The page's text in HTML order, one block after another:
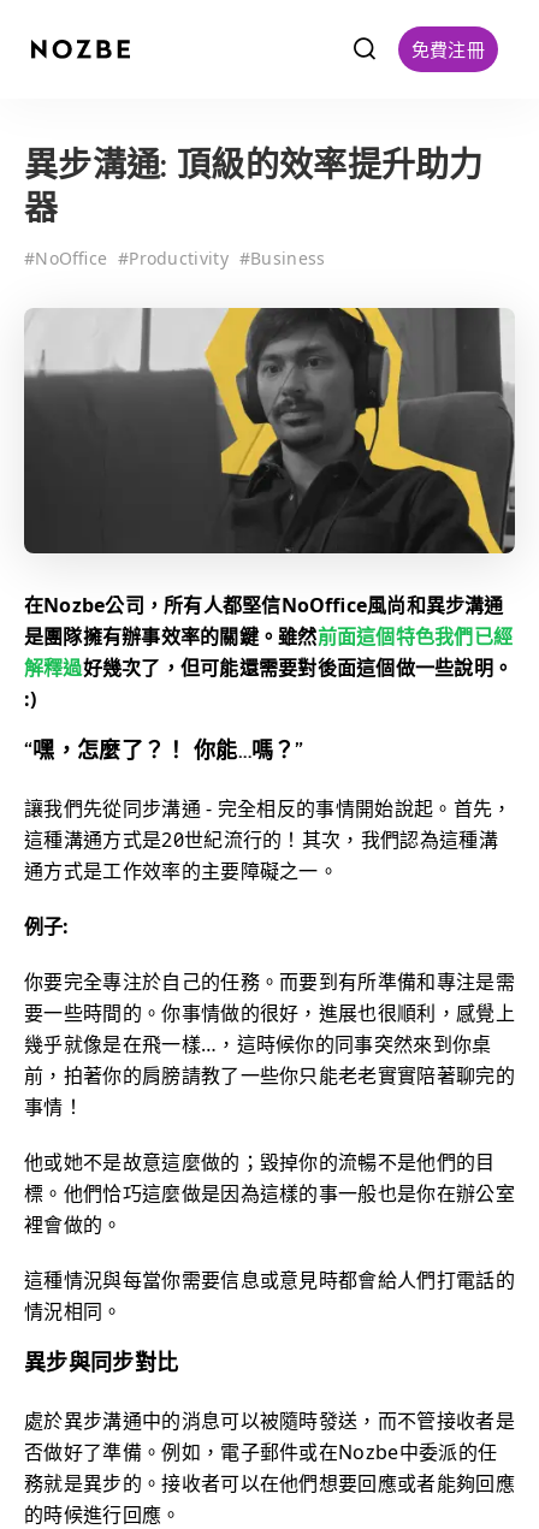
f 免費注冊
異步溝通: 頂級的效率提升助力
器
#NoOffice #Productivity #Business
在Nozbe公司，所有人都堅信NoOffice風尚和異步溝通
是團隊擁有辦事效率的關鍵。雖然前面這個特色我們已經
解釋過好幾次了，但可能還需要對後面這個做一些說明。
:)
“嘿，怎麼了？！ 你能…嗎？”
讓我們先從同步溝通 - 完全相反的事情開始說起。首先，
這種溝通方式是20世紀流行的！其次，我們認為這種溝
通方式是工作效率的主要障礙之一。
例子:
你要完全專注於自己的任務。而要到有所準備和專注是需
要一些時間的。你事情做的很好，進展也很順利，感覺上
幾乎就像是在飛一樣…，這時候你的同事突然來到你桌
前，拍著你的肩膀請教了一些你只能老老實實陪著聊完的
事情！
他或她不是故意這麼做的；毀掉你的流暢不是他們的目
標。他們恰巧這麼做是因為這樣的事一般也是你在辦公室
裡會做的。
這種情況與每當你需要信息或意見時都會給人們打電話的
情況相同。
異步與同步對比
處於異步溝通中的消息可以被隨時發送，而不管接收者是
否做好了準備。例如，電子郵件或在Nozbe中委派的任
務就是異步的。接收者可以在他們想要回應或者能夠回應
的時候進行回應。